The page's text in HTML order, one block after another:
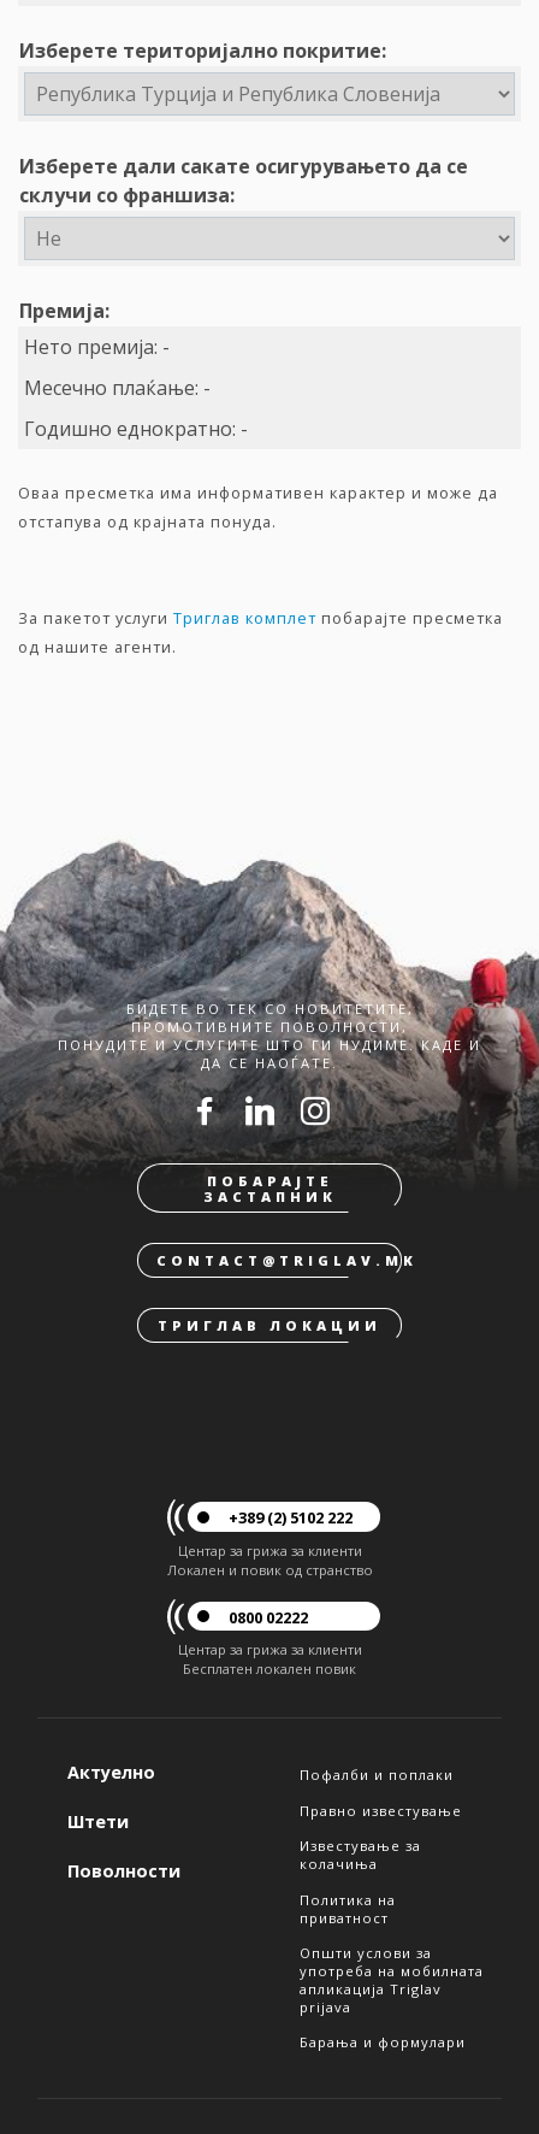
Изберете територијално покритие:
Изберете дали сакате осигурувањето да се
склучи со франшиза:
Премија:
Нето премија: -
Месечно плаќање: -
Годишно еднократно: -
Оваа пресметка има информативен карактер и може да
отстапува од крајната понуда.
За пакетот услуги Триглав комплет побарајте пресметка
од нашите агенти.
БИДЕТЕ ВО ТЕК СО НОВИТЕТИТЕ,
ПРОМОТИВНИТЕ ПОВОЛНОСТИ,
ПОНУДИТЕ И УСЛУГИТЕ ШТО ГИ НУДИМЕ. КАДЕ И
ДА СЕ НАОЃАТЕ.
ПОБАРАЈТЕ
ЗАСТАПНИК
CONTACT@TRIGLAV.MK
ТРИГЛАВ ЛОКАЦИИ
+389 (2) 5102 222
Центар за грижа за клиенти
Локален и повик од странство
0800 02222
Центар за грижа за клиенти
Бесплатен локален повик
Актуелно
Штети
Поволности
Пофалби и поплаки
Правно известување
Известување за
колачиња
Политика на
приватност
Општи услови за
употреба на мобилната
апликација Triglav
prijava
Барања и формулари